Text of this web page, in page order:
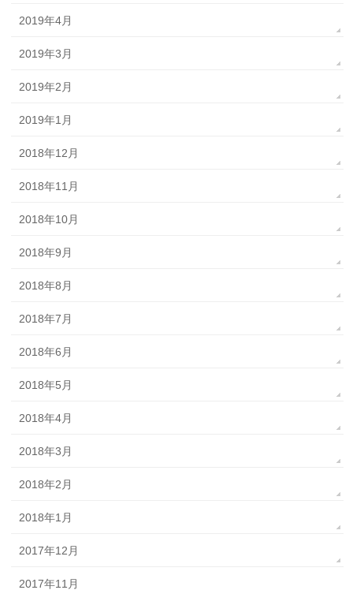
2019年4月
2019年3月
2019年2月
2019年1月
2018年12月
2018年11月
2018年10月
2018年9月
2018年8月
2018年7月
2018年6月
2018年5月
2018年4月
2018年3月
2018年2月
2018年1月
2017年12月
2017年11月